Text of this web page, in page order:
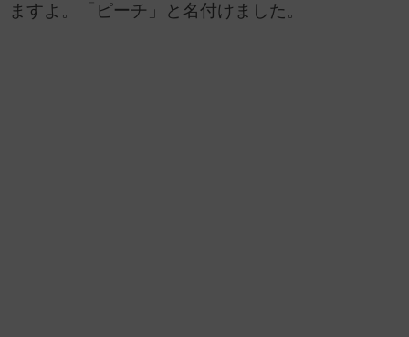
ますよ。「ピーチ」と名付けました。